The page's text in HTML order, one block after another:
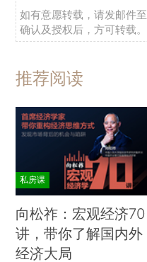
如有意愿转载，请发邮件至
确认及授权后，方可转载。
推荐阅读
私房课
向松祚：宏观经济70
讲，带你了解国内外
经济大局